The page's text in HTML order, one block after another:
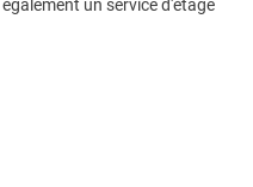
un service d'étage